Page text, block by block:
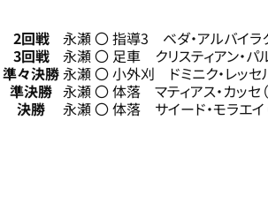
2回戦
永瀬 〇 指導3 ベダ・アルバイラク
3回戦
永瀬 〇 足車 クリスティアン・パル
準々決勝永瀬 〇 小外刈 ドミニク・レッセル
準決勝 永瀬 〇 体落 マティアス・カッセ
決勝
永瀬 〇 体落 サイード・モラエイ